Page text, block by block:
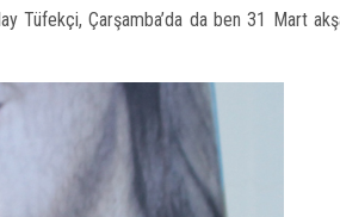
Tüfekçi, Çarşamba’da da ben 31 Mart